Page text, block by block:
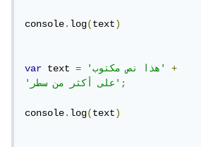
console.log(text)
var text = 'هذا نص مكتوب'
+
'على أكثر من سطر';
console.log(text)